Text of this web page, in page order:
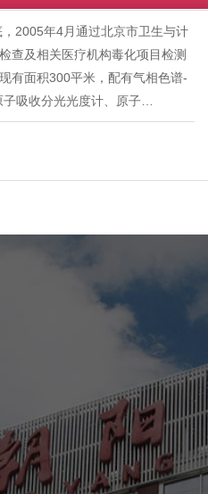
2005年4月通过北京市卫生与计
查及相关医疗机构毒化项目检测
有面积300平米，配有气相色谱-
吸收分光光度计、原子…